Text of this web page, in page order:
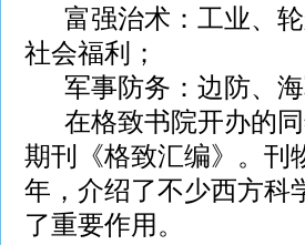
富强治术：工业、轮
社会福利；
军事防务：边防、海
在格致书院开办的同
期刊《格致汇编》。刊
年，介绍了不少西方科
了重要作用。